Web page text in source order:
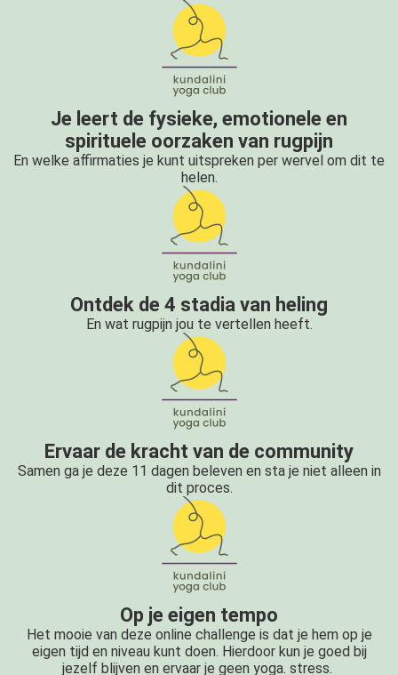
Je leert de fysieke, emotionele en
spirituele oorzaken van rugpijn
En welke affirmaties je kunt uitspreken per wervel om dit te
helen.
Ontdek de 4 stadia van heling
En wat rugpijn jou te vertellen heeft.
Ervaar de kracht van de community
Samen ga je deze 11 dagen beleven en sta je niet alleen in
dit proces.
Op je eigen tempo
Het mooie van deze online challenge is dat je hem op je
eigen tijd en niveau kunt doen. Hierdoor kun je goed bij
jezelf blijven en ervaar je geen yoga. stress.